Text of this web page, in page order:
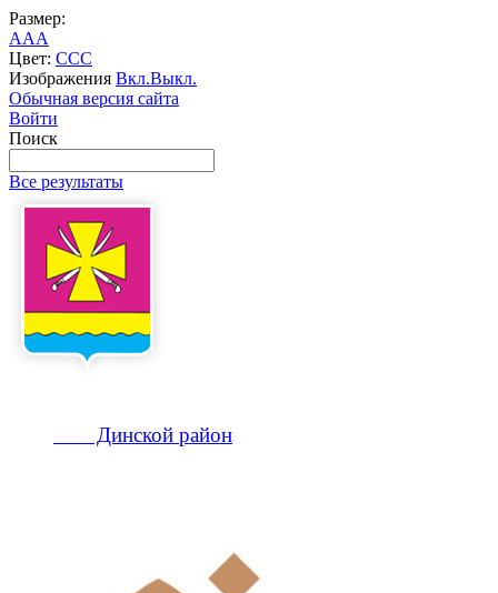
Размер:
AAA
Цвет: CCC
Изображения Вкл.Выкл.
Обычная версия сайта
Войти
Поиск
Все результаты
Динской район